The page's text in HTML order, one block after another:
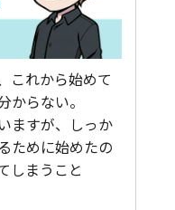
これから始めて
からない。
ますが、しっか
ために始めたの
しまうこと